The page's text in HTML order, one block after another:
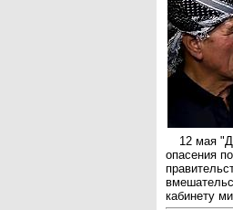
12 мая
опасения
кабинету